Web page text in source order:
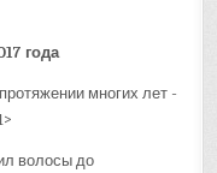
года
волосы до